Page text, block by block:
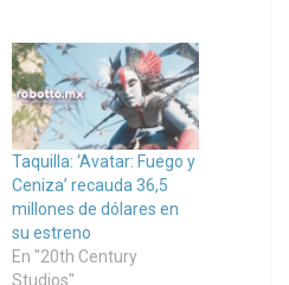
Taquilla: ‘Avatar: Fuego y
Ceniza’ recauda 36,5
millones de dólares en
su estreno
En "20th Century
Studios"